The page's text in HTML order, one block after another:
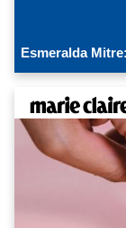
Esmeralda